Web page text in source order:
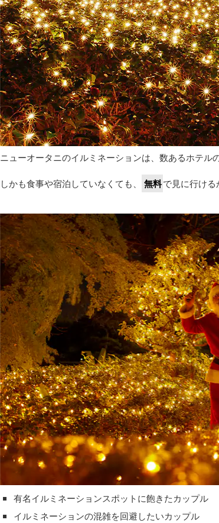
ニューオータニのイルミネーションは、数あるホテル
しかも食事や宿泊していなくても、 無料で見に行ける
有名イルミネーションスポットに飽きたカップル
イルミネーションの混雑を回避したいカップル